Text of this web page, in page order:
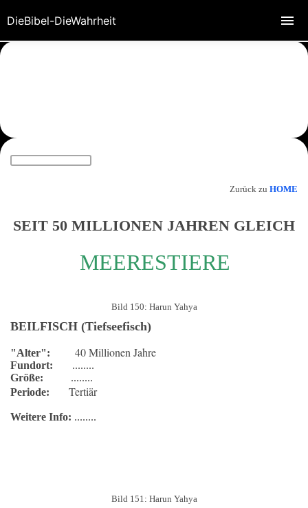
Zurück zu HOME
SEIT 50 MILLIONEN JAHREN GLEICH
MEERESTIERE
Bild 150: Harun Yahya
BEILFISCH (Tiefseefisch)
"Alter": 40 Millionen Jahre
Fundort: ........
Größe: ........
Periode: Tertiär
Weitere Info: ........
Bild 151: Harun Yahya
DieBibel-DieWahrheit